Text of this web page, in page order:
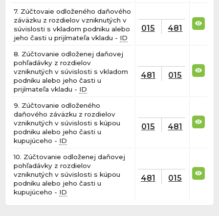
7. Zúčtovaie odloženého daňového
záväzku z rozdielov vzniknutých v
súvislosti s vkladom podniku alebo
jeho časti u prijímateľa vkladu - ID
015 481
8. Zúčtovanie odloženej daňovej
pohľadávky z rozdielov
vzniknutých v súvislosti s vkladom
podniku alebo jeho časti u
prijímateľa vkladu - ID
481 015
9. Zúčtovanie odloženého
daňového záväzku z rozdielov
vzniknutých v súvislosti s kúpou
podniku alebo jeho časti u
kupujúceho - ID
015 481
10. Zúčtovanie odloženej daňovej
pohľadávky z rozdielov
vzniknutých v súvislosti s kúpou
podniku alebo jeho časti u
kupujúceho - ID
481 015